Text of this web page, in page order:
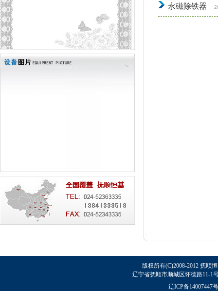
永磁除铁器
版权所有(C)2008-2012 抚顺
辽宁省抚顺市顺城区怀德路11-1
辽ICP备14007447